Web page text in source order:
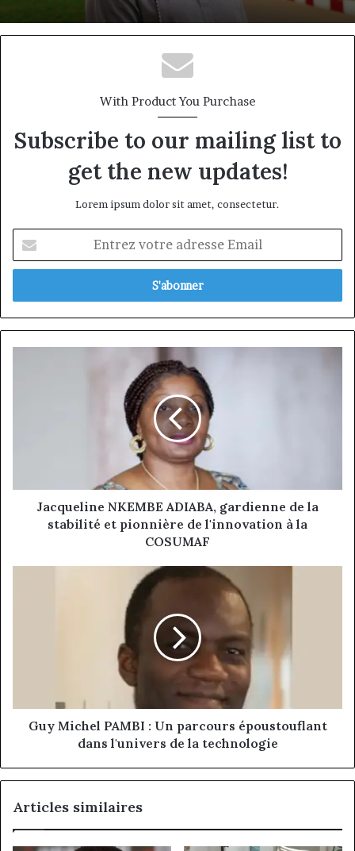
With Product You Purchase
Subscribe to our mailing list to
get the new updates!
Lorem ipsum dolor sit amet, consectetur.
votre
adresse
pionnière
l'innovation
Jacqueline NKEMBE ADIABA, gardienne de la
stabilité et pionnière de l'innovation à la
COSUMAF
l'univers
Guy Michel PAMBI : Un parcours époustouflant
dans l'univers de la technologie
Articles similaires